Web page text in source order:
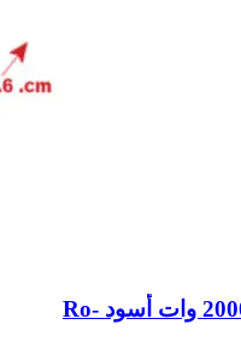
فرن ارو كهرباء صغير 60 لتر – 2000 وات أسود Ro-